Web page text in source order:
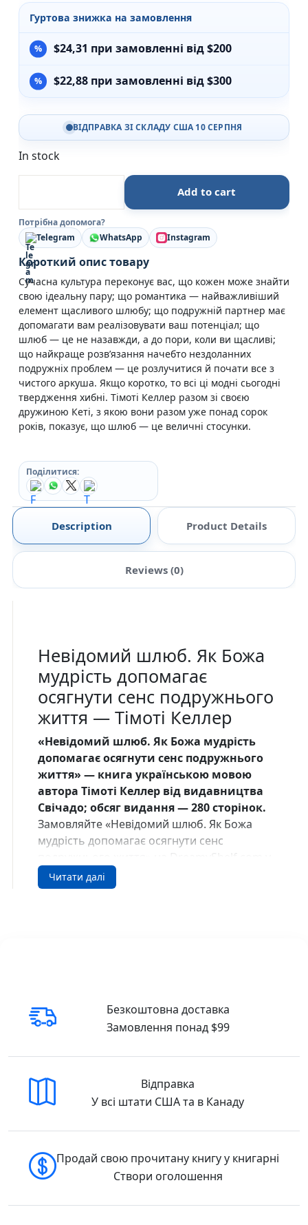
Гуртова знижка на замовлення
$24,31 при замовленні від $200
$22,88 при замовленні від $300
ВІДПРАВКА ЗІ СКЛАДУ США 10 СЕРПНЯ
In stock
Невідомий шлюб. Як Божа мудрість допомагає
Add to cart
Потрібна допомога?
Telegram
WhatsApp Instagram
Короткий опис товару
Сучасна культура переконує вас, що кожен може знайти
свою ідеальну пару; що романтика — найважливіший
елемент щасливого шлюбу; що подружній партнер має
допомагати вам реалізовувати ваш потенціал; що
шлюб — це не назавжди, а до пори, коли ви щасливі;
що найкраще розв’язання начебто нездоланних
подружніх проблем — це розлучитися й почати все з
чистого аркуша. Якщо коротко, то всі ці модні сьогодні
твердження хибні. Тімоті Келлер разом зі своєю
дружиною Кеті, з якою вони разом уже понад сорок
років, показує, що шлюб — це величні стосунки.
Поділитися:
Description Product Details
Reviews (0)
Невідомий шлюб. Як Божа
мудрість допомагає
осягнути сенс подружнього
життя — Тімоті Келлер
«Невідомий шлюб. Як Божа мудрість
допомагає осягнути сенс подружнього
життя» — книга українською мовою
автора Тімоті Келлер від видавництва
Свічадо; обсяг видання — 280 сторінок.
Замовляйте «Невідомий шлюб. Як Божа
мудрість допомагає осягнути сенс
США.
потенціал; що шлюб — це не назавжди, а до
пори, коли ви щасливі; що найкраще
подружніх проблем — це розлучитися й
почати все з чистого аркуша. Якщо коротко,
то всі ці модні сьогодні твердження хибні.
Кеті, з якою вони разом уже понад сорок
років, показує, що шлюб — це величні
стосунки. Проте вони лишаються для
багатьох із нас загадковими й не до кінця
зрозумілими.
Читати далі
Безкоштовна доставка
Замовлення понад $99
Відправка
У всі штати США та в Канаду
Продай свою прочитану книгу у книгарні
Створи оголошення